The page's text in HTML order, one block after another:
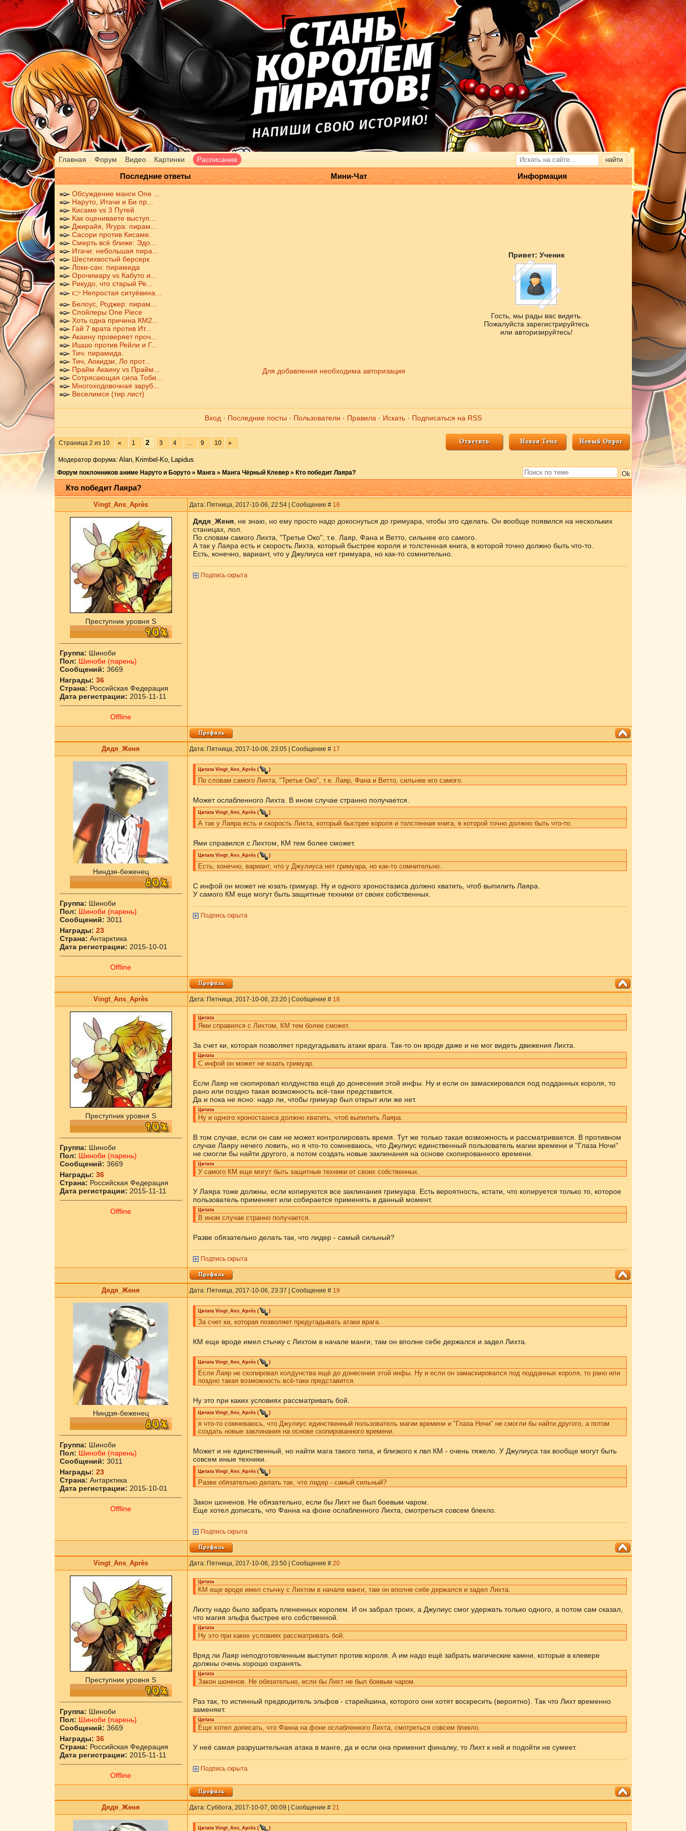
Главная Форум Видео Картинки Расписание
Последние ответы Мини-Чат Информация
Обсуждение манги One ...
Наруто, Итачи и Би пр...
Кисаме vs 3 Путей
Как оцениваете выступ...
Джирайя, Ягура: пирам...
Сасори против Кисаме.
Смерть всё ближе: Эдо...
Итачи: небольшая пира...
Шестихвостый берсерк
Локи-сан: пирамида
Орочимару vs Кабуто и...
Рикудо, что старый Ре...
👉 Непростая ситуёвина...
Белоус, Роджер: пирам...
Спойлеры One Piece
Хоть одна причина КМ2...
Гай 7 врата против Ит...
Акаину проверяет проч...
Ишшо против Рейли и Г...
Тич: пирамида.
Тич, Аокидзи, Ло прот...
Прайм Акаину vs Прайм...
Сотрясающая сила Тоби...
Многоходовочная заруб...
Веселимся (тир лист)
Для добавления необходима авторизация
Привет: Ученик
Гость, мы рады вас видеть.
Пожалуйста зарегистрируйтесь
или авторизируйтесь!
Вход · Последние посты · Пользователи · Правила · Искать· Подписаться на RSS
Страница 2 из 10 « 1 2 3 4 … 9 10 »
Модератор форума: Аlаn, Krimbel-Ko, Lapidus
Форум поклонников аниме Наруто и Боруто » Манга » Манга Чёрный Клевер » Кто победит Лаяра?
Кто победит Лаяра?
Vingt_Ans_Après Дата: Пятница, 2017-10-06, 22:54 | Сообщение # 16
Преступник уровня S
Группа: Шиноби
Пол: Шиноби (парень)
Сообщений: 3669
Награды: 36
Страна: Российская Федерация
Дата регистрации: 2015-11-11
Offline
Дядя_Женя, не знаю, но ему просто надо докоснуться до гримуара, чтобы это сделать. Он вообще появился на нескольких
станицах, лол.
По словам самого Лихта, "Третье Око", т.е. Лаяр, Фана и Ветто, сильнее его самого.
А так у Лаяра есть и скорость Лихта, который быстрее короля и толстенная книга, в которой точно должно быть что-то.
Есть, конечно, вариант, что у Джулиуса нет гримуара, но как-то сомнительно.
Подпись скрыта
Дядя_Женя Дата: Пятница, 2017-10-06, 23:05 | Сообщение # 17
Ниндзя-беженец
Группа: Шиноби
Пол: Шиноби (парень)
Сообщений: 3011
Награды: 23
Страна: Антарктика
Дата регистрации: 2015-10-01
Offline
Цитата Vingt_Ans_Après( )
По словам самого Лихта, "Третье Око", т.е. Лаяр, Фана и Ветто, сильнее его самого.
Может ослабленного Лихта. В ином случае странно получается.
Цитата Vingt_Ans_Après( )
А так у Лаяра есть и скорость Лихта, который быстрее короля и толстенная книга, в которой точно должно быть что-то.
Ями справился с Лихтом, КМ тем более сможет.
Цитата Vingt_Ans_Après( )
Есть, конечно, вариант, что у Джулиуса нет гримуара, но как-то сомнительно.
С инфой он может не юзать гримуар. Ну и одного хроностазиса должно хватить, чтоб выпилить Лаяра.
У самого КМ еще могут быть защитные техники от своих собственных.
Подпись скрыта
Vingt_Ans_Après Дата: Пятница, 2017-10-06, 23:20 | Сообщение # 18
Преступник уровня S
Группа: Шиноби
Пол: Шиноби (парень)
Сообщений: 3669
Награды: 36
Страна: Российская Федерация
Дата регистрации: 2015-11-11
Offline
Цитата
Ями справился с Лихтом, КМ тем более сможет.
За счет ки, которая позволяет предугадывать атаки врага. Так-то он вроде даже и не мог видеть движения Лихта.
Цитата
С инфой он может не юзать гримуар.
Если Лаяр не скопировал колдунства ещё до донесения этой инфы. Ну и если он замаскировался под подданных короля, то
рано или поздно такая возможность всё-таки представится.
Да и пока не ясно: надо ли, чтобы гримуар был открыт или же нет.
Цитата
Ну и одного хроностазиса должно хватить, чтоб выпилить Лаяра.
В том случае, если он сам не может контролировать время. Тут же только такая возможность и рассматривается. В противном
случае Лаяру нечего ловить, но я что-то сомневаюсь, что Джулиус единственный пользователь магии времени и "Глаза Ночи"
не смогли бы найти другого, а потом создать новые заклинания на основе скопированного времени.
Цитата
У самого КМ еще могут быть защитные техники от своих собственных.
У Лаяра тоже должны, если копируются все заклинания гримуара. Есть вероятность, кстати, что копируется только то, которое
пользователь применяет или собирается применять в данный момент.
Цитата
В ином случае странно получается.
Разве обязательно делать так, что лидер - самый сильный?
Подпись скрыта
Дядя_Женя Дата: Пятница, 2017-10-06, 23:37 | Сообщение # 19
Ниндзя-беженец
Группа: Шиноби
Пол: Шиноби (парень)
Сообщений: 3011
Награды: 23
Страна: Антарктика
Дата регистрации: 2015-10-01
Offline
Цитата Vingt_Ans_Après( )
За счет ки, которая позволяет предугадывать атаки врага.
КМ еще вроде имел стычку с Лихтом в начале манги, там он вполне себе держался и задел Лихта.
Цитата Vingt_Ans_Après( )
Если Лаяр не скопировал колдунства ещё до донесения этой инфы. Ну и если он замаскировался под подданных короля, то рано или
поздно такая возможность всё-таки представится.
Ну это при каких условиях рассматривать бой.
Цитата Vingt_Ans_Après( )
я что-то сомневаюсь, что Джулиус единственный пользователь магии времени и "Глаза Ночи" не смогли бы найти другого, а потом
создать новые заклинания на основе скопированного времени.
Может и не единственный, но найти мага такого типа, и близкого к лвл КМ - очень тяжело. У Джулиуса так вообще могут быть
совсем иные техники.
Цитата Vingt_Ans_Après( )
Разве обязательно делать так, что лидер - самый сильный?
Закон шоненов. Не обязательно, если бы Лихт не был боевым чаром.
Еще хотел дописать, что Фанна на фоне ослабленного Лихта, смотреться совсем блекло.
Подпись скрыта
Vingt_Ans_Après Дата: Пятница, 2017-10-06, 23:50 | Сообщение # 20
Преступник уровня S
Группа: Шиноби
Пол: Шиноби (парень)
Сообщений: 3669
Награды: 36
Страна: Российская Федерация
Дата регистрации: 2015-11-11
Offline
Цитата
КМ еще вроде имел стычку с Лихтом в начале манги, там он вполне себе держался и задел Лихта.
Лихту надо было забрать плененных королем. И он забрал троих, а Джулиус смог удержать только одного, а потом сам сказал,
что магия эльфа быстрее его собственной.
Цитата
Ну это при каких условиях рассматривать бой.
Вряд ли Лаяр неподготовленным выступит против короля. А им надо ещё забрать магические камни, которые в клевере
должны очень хорошо охранять.
Цитата
Закон шоненов. Не обязательно, если бы Лихт не был боевым чаром.
Раз так, то истинный предводитель эльфов - старейшина, которого они хотят воскресить (вероятно). Так что Лихт временно
заменяет.
Цитата
Еще хотел дописать, что Фанна на фоне ослабленного Лихта, смотреться совсем блекло.
У неё самая разрушительная атака в манге, да и если она применит финалку, то Лихт к ней и подойти не сумеет.
Подпись скрыта
Дядя_Женя Дата: Суббота, 2017-10-07, 00:09 | Сообщение # 21
Цитата Vingt_Ans_Après( )